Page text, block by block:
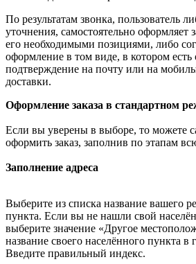
По результатам звонка, пользователь
уточнения, самостоятельно оформляет
его необходимыми позициями, либо
оформление в том виде, в котором есть
подтверждение на почту или на
доставки.
Оформление заказа в стандартном
Если вы уверены в выборе, то можете
оформить заказ, заполнив по этапам
Заполнение адреса
Выберите из списка название вашего
пункта. Если вы не нашли свой
выберите значение «Другое
название своего населённого пункта в
Введите правильный индекс.